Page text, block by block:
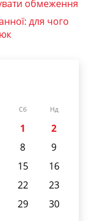
обмеження
для чого
Сб Нд
1
2
8
9
15
16
22
23
29
30